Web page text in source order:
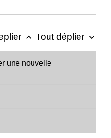
keyboard_arrow_up Tout déplier keyboard_arrow_down
une nouvelle